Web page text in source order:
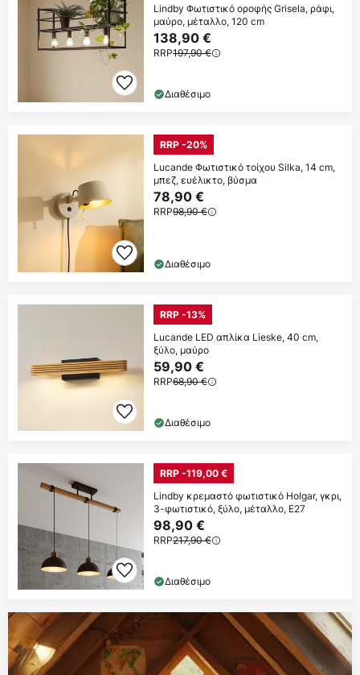
Lindby Φωτιστικό οροφής Grisela, ράφι,
μαύρο, μέταλλο, 120 cm
138,90 €
RRP197,90 €
Διαθέσιμο
RRP -20%
Lucande Φωτιστικό τοίχου Silka, 14 cm,
μπεζ, ευέλικτο, βύσμα
78,90 €
RRP98,90 €
Διαθέσιμο
RRP -13%
Lucande LED απλίκα Lieske, 40 cm,
ξύλο, μαύρο
59,90 €
RRP68,90 €
Διαθέσιμο
RRP -119,00 €
Lindby κρεμαστό φωτιστικό Holgar, γκρι,
3-φωτιστικό, ξύλο, μέταλλο, E27
98,90 €
RRP217,90 €
Διαθέσιμο